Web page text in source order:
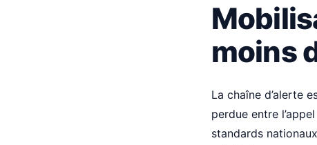
moins
La chaîne d’alerte
perdue entre
standards